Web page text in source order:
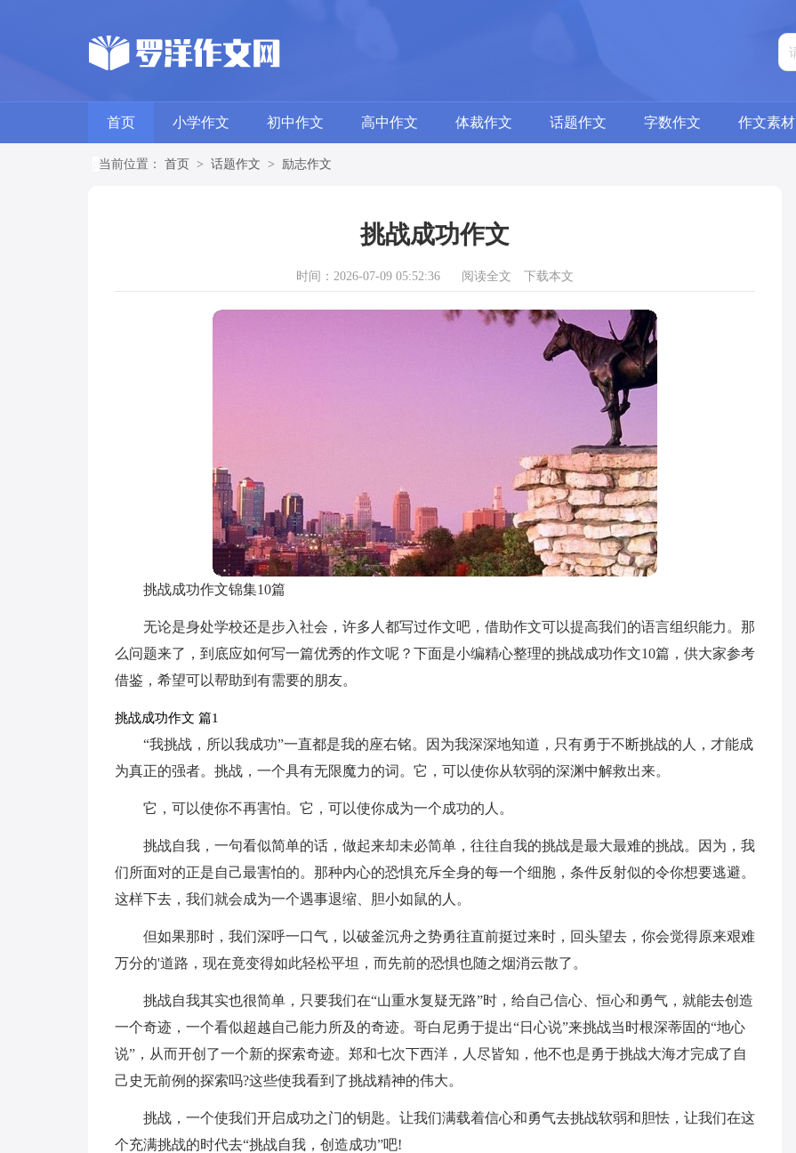
首页 小学作文 初中作文 高中作文 体裁作文 话题作文 字数作文 作文素材
当前位置： 首页 > 话题作文 > 励志作文
挑战成功作文
时间：2026-07-09 05:52:36 阅读全文 下载本文
挑战成功作文锦集10篇
无论是身处学校还是步入社会，许多人都写过作文吧，借助作文可以提高我们的语言组织能力。那
么问题来了，到底应如何写一篇优秀的作文呢？下面是小编精心整理的挑战成功作文10篇，供大家参考
借鉴，希望可以帮助到有需要的朋友。
挑战成功作文 篇1
“我挑战，所以我成功”一直都是我的座右铭。因为我深深地知道，只有勇于不断挑战的人，才能成
为真正的强者。挑战，一个具有无限魔力的词。它，可以使你从软弱的深渊中解救出来。
它，可以使你不再害怕。它，可以使你成为一个成功的人。
挑战自我，一句看似简单的话，做起来却未必简单，往往自我的挑战是最大最难的挑战。因为，我
们所面对的正是自己最害怕的。那种内心的恐惧充斥全身的每一个细胞，条件反射似的令你想要逃避。
这样下去，我们就会成为一个遇事退缩、胆小如鼠的人。
但如果那时，我们深呼一口气，以破釜沉舟之势勇往直前挺过来时，回头望去，你会觉得原来艰难
万分的'道路，现在竟变得如此轻松平坦，而先前的恐惧也随之烟消云散了。
挑战自我其实也很简单，只要我们在“山重水复疑无路”时，给自己信心、恒心和勇气，就能去创造
一个奇迹，一个看似超越自己能力所及的奇迹。哥白尼勇于提出“日心说”来挑战当时根深蒂固的“地心
说”，从而开创了一个新的探索奇迹。郑和七次下西洋，人尽皆知，他不也是勇于挑战大海才完成了自
己史无前例的探索吗?这些使我看到了挑战精神的伟大。
挑战，一个使我们开启成功之门的钥匙。让我们满载着信心和勇气去挑战软弱和胆怯，让我们在这
个充满挑战的时代去“挑战自我，创造成功”吧!